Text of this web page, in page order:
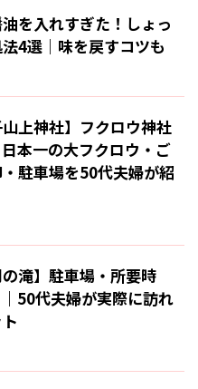
油を入れすぎた！しょっ
4選｜味を戻すコツも
山上神社】フクロウ神社
本一の大フクロウ・ご
駐車場を50代夫婦が紹
の滝】駐車場・所要時
50代夫婦が実際に訪れ